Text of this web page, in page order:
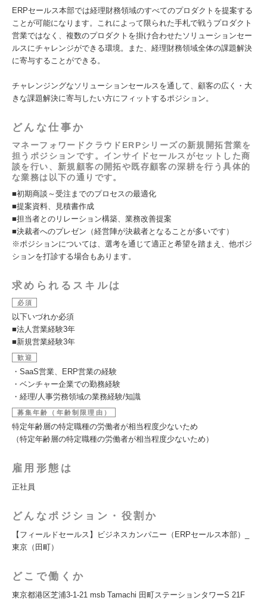
ERPセールス本部では経理財務領域のすべてのプロダクトを提案する
ことが可能になります。これによって限られた手札で戦うプロダクト
営業ではなく、複数のプロダクトを掛け合わせたソリューションセー
ルスにチャレンジができる環境。また、経理財務領域全体の課題解決
に寄与することができる。
チャレンジングなソリューションセールスを通して、顧客の広く・大
きな課題解決に寄与したい方にフィットするポジション。
どんな仕事か
マネーフォワードクラウドERPシリーズの新規開拓営業を
担うポジションです。インサイドセールスがセットした商
談を行い、新規顧客の開拓や既存顧客の深耕を行う具体的
な業務は以下の通りです。
■初期商談～受注までのプロセスの最適化
■提案資料、見積書作成
■担当者とのリレーション構築、業務改善提案
■決裁者へのプレゼン（経営陣が決裁者となることが多いです）
※ポジションについては、選考を通じて適正と希望を踏まえ、他ポジ
ションを打診する場合もあります。
求められるスキルは
必須
以下いづれか必須
■法人営業経験3年
■新規営業経験3年
歓迎
・SaaS営業、ERP営業の経験
・ベンチャー企業での勤務経験
・経理/人事労務領域の業務経験/知識
募集年齢（年齢制限理由）
特定年齢層の特定職種の労働者が相当程度少ないため
（特定年齢層の特定職種の労働者が相当程度少ないため）
雇用形態は
正社員
どんなポジション・役割か
【フィールドセールス】ビジネスカンパニー（ERPセールス本部）_
東京（田町）
どこで働くか
東京都港区芝浦3-1-21 msb Tamachi 田町ステーションタワーS 21F